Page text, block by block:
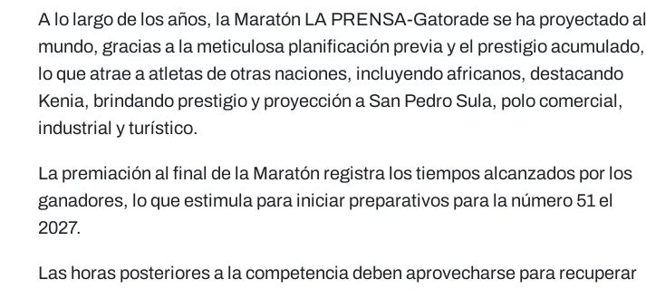
A lo largo de los años, la Maratón LA PRENSA-Gatorade se ha proyectado al
mundo, gracias a la meticulosa planificación previa y el prestigio acumulado,
lo que atrae a atletas de otras naciones, incluyendo africanos, destacando
Kenia, brindando prestigio y proyección a San Pedro Sula, polo comercial,
industrial y turístico.
La premiación al final de la Maratón registra los tiempos alcanzados por los
ganadores, lo que estimula para iniciar preparativos para la número 51 el
2027.
Las horas posteriores a la competencia deben aprovecharse para recuperar